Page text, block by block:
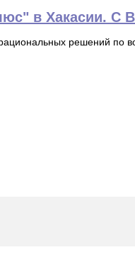
в Хакасии. С
решений по